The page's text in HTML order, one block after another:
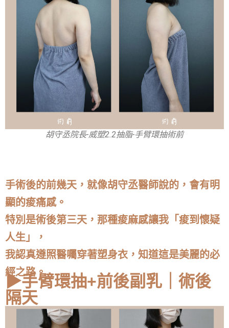
胡守丞院長-威塑2.2抽脂-手臂環抽術前
手術後的前幾天，就像胡守丞醫師說的，會有明
顯的痠痛感。
特別是術後第三天，那種痠麻感讓我「痠到懷疑
人生」，
我認真遵照醫囑穿著塑身衣，知道這是美麗的必
經之路。
▶手臂環抽+前後副乳｜術後
隔天